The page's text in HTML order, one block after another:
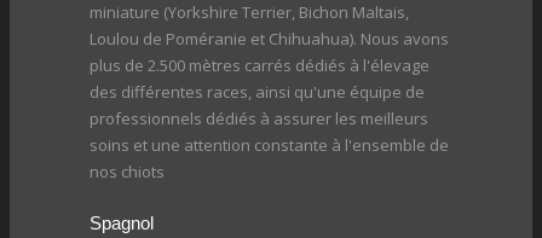
miniature (Yorkshire Terrier, Bichon Maltais,
Loulou de Poméranie et Chihuahua). Nous avons
plus de 2.500 mètres carrés dédiés à l'élevage
des différentes races, ainsi qu'une équipe de
professionnels dédiés à assurer les meilleurs
soins et une attention constante à l'ensemble de
nos chiots
Spagnol